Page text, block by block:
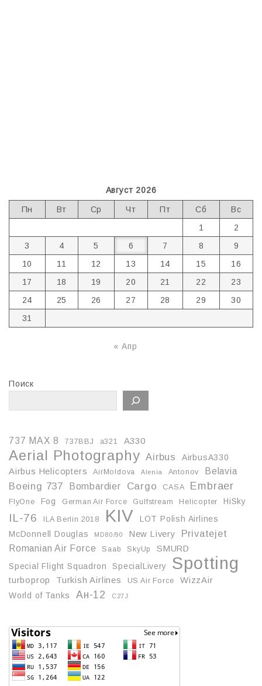
Август 2026
Пн Вт Ср Чт Пт Сб
Вс
1
2
3
4 5 6 7 8
9
10
11 12 13 14 15
16
17
18 19 20 21 22
23
24
25 26 27 28 29
30
31
« Апр
Поиск
737 MAX 8 737BBJ a321 A330
Aerial Photography Airbus
AirbusA330
Airbus Helicopters
AirMoldova Alenia Antonov Belavia
Boeing 737 Bombardier Cargo CASA Embraer
FlyOne Fog German Air Force Gulfstream Helicopter HiSky
IL-76 ILA Berlin 2018 KIV
LOT Polish Airlines
McDonnell Douglas
MD80/90 New Livery Privatejet
Romanian Air Force Saab SkyUp
SMURD
Special Flight Squadron
SpecialLivery Spotting
turboprop Turkish Airlines US Air Force
WizzAir
World of Tanks
Ан-12 С27J